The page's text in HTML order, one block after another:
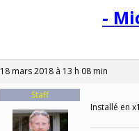
-
18 mars 2018 à 13 h 08 min
Staff
Installé en